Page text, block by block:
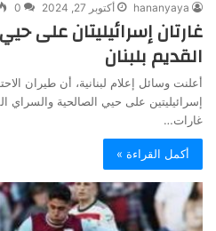
hananyaya أكتوبر 27, 2024 0
غارتان إسرائيليتان على
القديم بلبنان
أعلنت وسائل إعلام لبنانية، أن طيران
إسرائيليتين على حيي الصالحية والسراي
غارات…
أكمل القراءة »